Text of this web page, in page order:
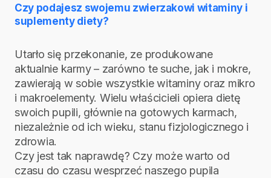
Czy podajesz swojemu zwierzakowi witaminy i
suplementy diety?
Utarło się przekonanie, ze produkowane
aktualnie karmy – zarówno te suche, jak i mokre,
zawierają w sobie wszystkie witaminy oraz mikro
i makroelementy. Wielu właścicieli opiera dietę
swoich pupili, głównie na gotowych karmach,
niezależnie od ich wieku, stanu fizjologicznego i
zdrowia.
Czy jest tak naprawdę? Czy może warto od
czasu do czasu wesprzeć naszego pupila